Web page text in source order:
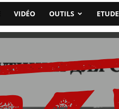
VIDÉO OUTILS ETUDE